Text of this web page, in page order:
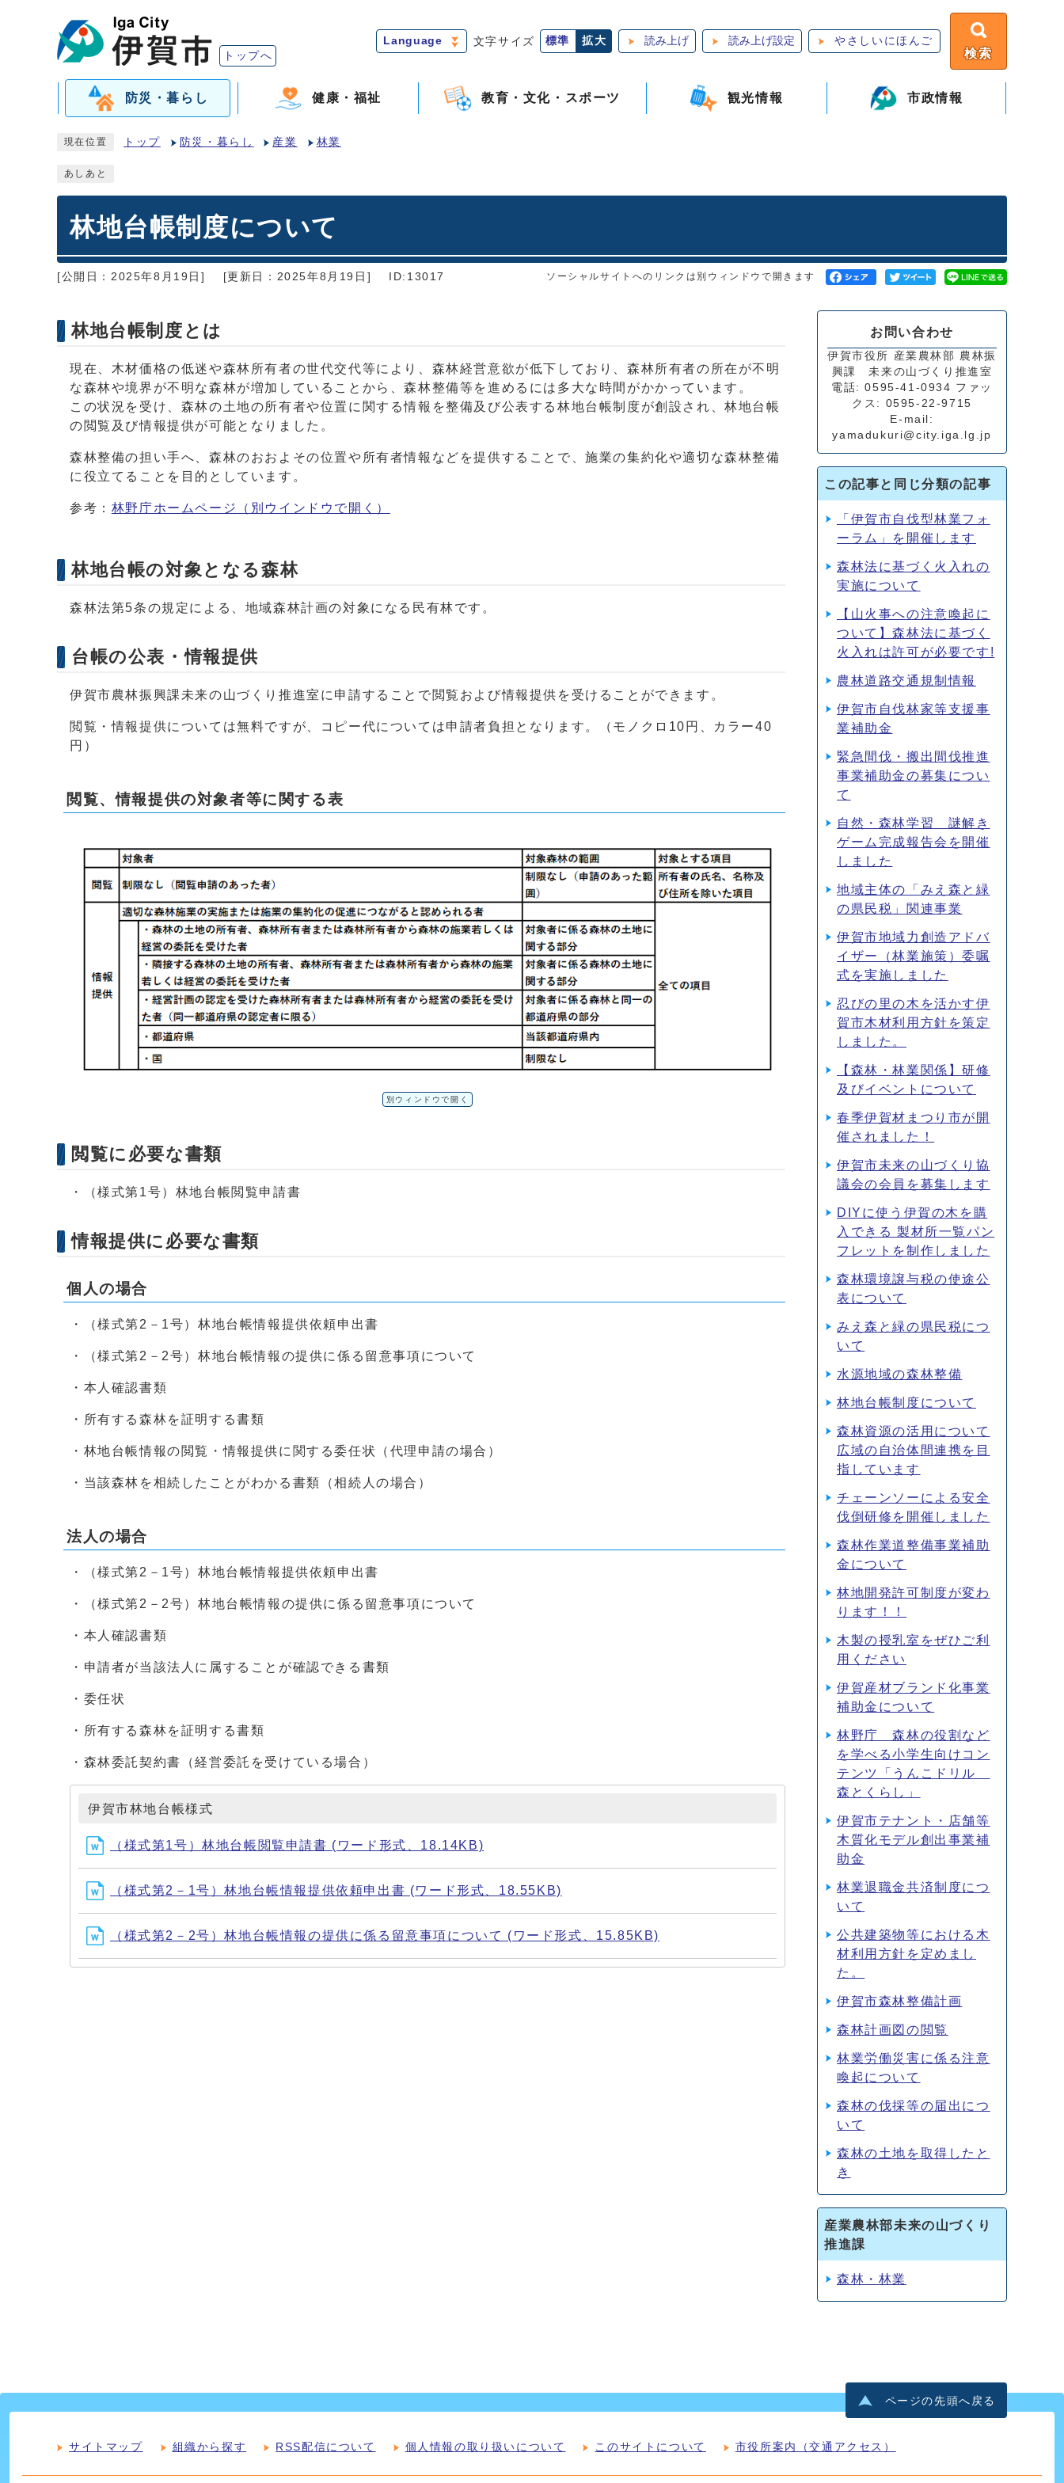
トップへ
Language 文字サイズ 標準 拡大 読み上げ 読み上げ設定 やさしいにほんご
検索
防災・暮らし 健康・福祉 教育・文化・スポーツ 観光情報 市政情報
現在位置 トップ 防災・暮らし 産業 林業
あしあと
林地台帳制度について
[公開日：2025年8月19日] [更新日：2025年8月19日] ID:13017 ソーシャルサイトへのリンクは別ウィンドウで開きます
林地台帳制度とは
現在、木材価格の低迷や森林所有者の世代交代等により、森林経営意欲が低下しており、森林所有者の所在が不明
な森林や境界が不明な森林が増加していることから、森林整備等を進めるには多大な時間がかかっています。
この状況を受け、森林の土地の所有者や位置に関する情報を整備及び公表する林地台帳制度が創設され、林地台帳
の閲覧及び情報提供が可能となりました。
森林整備の担い手へ、森林のおおよその位置や所有者情報などを提供することで、施業の集約化や適切な森林整備
に役立てることを目的としています。
参考： 林野庁ホームページ （別ウインドウで開く）
林地台帳の対象となる森林
森林法第5条の規定による、地域森林計画の対象になる民有林です。
台帳の公表・情報提供
伊賀市農林振興課未来の山づくり推進室に申請することで閲覧および情報提供を受けることができます。
閲覧・情報提供については無料ですが、コピー代については申請者負担となります。（モノクロ10円、カラー40
円）
閲覧、情報提供の対象者等に関する表
別ウィンドウで開く
閲覧に必要な書類
・（様式第1号）林地台帳閲覧申請書
情報提供に必要な書類
個人の場合
・（様式第2－1号）林地台帳情報提供依頼申出書
・（様式第2－2号）林地台帳情報の提供に係る留意事項について
・本人確認書類
・所有する森林を証明する書類
・林地台帳情報の閲覧・情報提供に関する委任状（代理申請の場合）
・当該森林を相続したことがわかる書類（相続人の場合）
法人の場合
・（様式第2－1号）林地台帳情報提供依頼申出書
・（様式第2－2号）林地台帳情報の提供に係る留意事項について
・本人確認書類
・申請者が当該法人に属することが確認できる書類
・委任状
・所有する森林を証明する書類
・森林委託契約書（経営委託を受けている場合）
伊賀市林地台帳様式
（様式第1号）林地台帳閲覧申請書 (ワード形式、18.14KB)
（様式第2－1号）林地台帳情報提供依頼申出書 (ワード形式、18.55KB)
（様式第2－2号）林地台帳情報の提供に係る留意事項について (ワード形式、15.85KB)
お問い合わせ
伊賀市役所 産業農林部 農林振
興課 未来の山づくり推進室
電話: 0595-41-0934 ファッ
クス: 0595-22-9715
E-mail:
yamadukuri@city.iga.lg.jp
この記事と同じ分類の記事
「伊賀市自伐型林業フォ
ーラム」を開催します
森林法に基づく火入れの
実施について
【山火事への注意喚起に
ついて】森林法に基づく
火入れは許可が必要です!
農林道路交通規制情報
伊賀市自伐林家等支援事
業補助金
緊急間伐・搬出間伐推進
事業補助金の募集につい
て
自然・森林学習 謎解き
ゲーム完成報告会を開催
しました
地域主体の「みえ森と緑
の県民税」関連事業
伊賀市地域力創造アドバ
イザー（林業施策）委嘱
式を実施しました
忍びの里の木を活かす伊
賀市木材利用方針を策定
しました。
【森林・林業関係】研修
及びイベントについて
春季伊賀材まつり市が開
催されました！
伊賀市未来の山づくり協
議会の会員を募集します
DIYに使う伊賀の木を購
入できる 製材所一覧パン
フレットを制作しました
森林環境譲与税の使途公
表について
みえ森と緑の県民税につ
いて
水源地域の森林整備
林地台帳制度について
森林資源の活用について
広域の自治体間連携を目
指しています
チェーンソーによる安全
伐倒研修を開催しました
森林作業道整備事業補助
金について
林地開発許可制度が変わ
ります！！
木製の授乳室をぜひご利
用ください
伊賀産材ブランド化事業
補助金について
林野庁 森林の役割など
を学べる小学生向けコン
テンツ「うんこドリル
森とくらし」
伊賀市テナント・店舗等
木質化モデル創出事業補
助金
林業退職金共済制度につ
いて
公共建築物等における木
材利用方針を定めまし
た。
伊賀市森林整備計画
森林計画図の閲覧
林業労働災害に係る注意
喚起について
森林の伐採等の届出につ
いて
森林の土地を取得したと
き
産業農林部未来の山づくり
推進課
森林・林業
ページの先頭へ戻る
サイトマップ 組織から探す RSS配信について 個人情報の取り扱いについて このサイトについて 市役所案内（交通アクセス）